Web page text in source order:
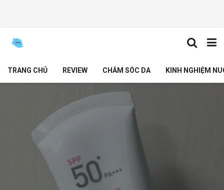
TRANG CHỦ REVIEW CHĂM SÓC DA KINH NGHIỆM